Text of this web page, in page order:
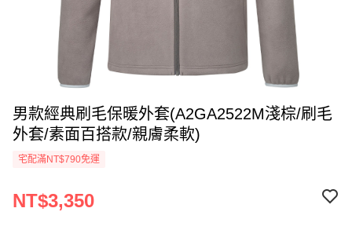
男款經典刷毛保暖外套(A2GA2522M淺棕/刷毛
外套/素面百搭款/親膚柔軟)
宅配滿NT$790免運
NT$3,350